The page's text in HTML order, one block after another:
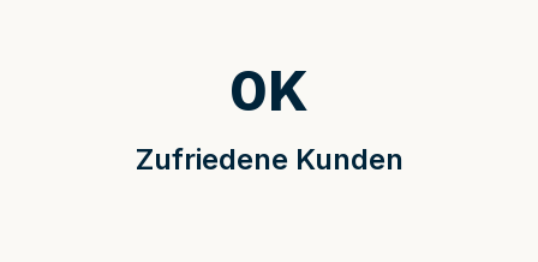
Zufriedene Kunden
0K